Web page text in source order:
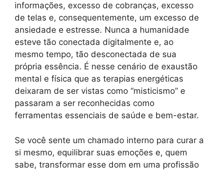
informações, excesso de cobranças, excesso
de telas e, consequentemente, um excesso de
ansiedade e estresse. Nunca a humanidade
esteve tão conectada digitalmente e, ao
mesmo tempo, tão desconectada de sua
própria essência. É nesse cenário de exaustão
mental e física que as terapias energéticas
deixaram de ser vistas como “misticismo” e
passaram a ser reconhecidas como
ferramentas essenciais de saúde e bem-estar.
Se você sente um chamado interno para curar a
si mesmo, equilibrar suas emoções e, quem
sabe, transformar esse dom em uma profissão